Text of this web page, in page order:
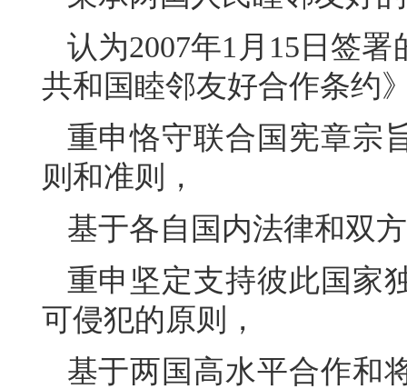
认为2007年1月15日签
共和国睦邻友好合作条约
重申恪守联合国宪章宗
则和准则，
基于各自国内法律和双
重申坚定支持彼此国家
可侵犯的原则，
基于两国高水平合作和